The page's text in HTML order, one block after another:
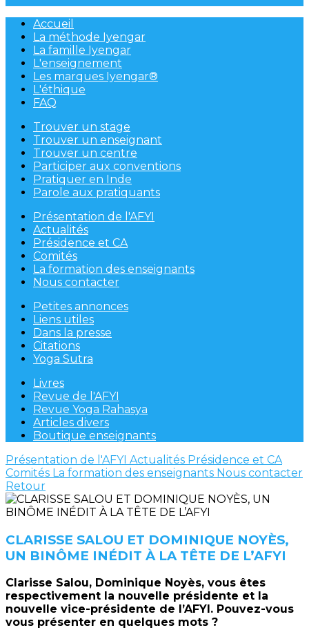
Accueil
La méthode Iyengar
La famille Iyengar
L'enseignement
Les marques Iyengar®
L'éthique
FAQ
Trouver un stage
Trouver un enseignant
Trouver un centre
Participer aux conventions
Pratiquer en Inde
Parole aux pratiquants
Présentation de l'AFYI
Actualités
Présidence et CA
Comités
La formation des enseignants
Nous contacter
Petites annonces
Liens utiles
Dans la presse
Citations
Yoga Sutra
Livres
Revue de l'AFYI
Revue Yoga Rahasya
Articles divers
Boutique enseignants
Présentation de l'AFYI Actualités Présidence et CA
Comités La formation des enseignants Nous contacter
Retour
CLARISSE SALOU ET DOMINIQUE NOYÈS,
UN BINÔME INÉDIT À LA TÊTE DE L’AFYI
Clarisse Salou, Dominique Noyès, vous êtes
respectivement la nouvelle présidente et la
nouvelle vice-présidente de l’AFYI. Pouvez-vous
vous présenter en quelques mots ?